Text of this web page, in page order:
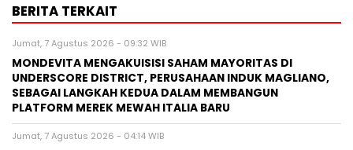
BERITA TERKAIT
Jumat, 7 Agustus 2026 - 09:32 WIB
MONDEVITA MENGAKUISISI SAHAM MAYORITAS DI
UNDERSCORE DISTRICT, PERUSAHAAN INDUK MAGLIANO,
SEBAGAI LANGKAH KEDUA DALAM MEMBANGUN
PLATFORM MEREK MEWAH ITALIA BARU
Jumat, 7 Agustus 2026 - 04:14 WIB